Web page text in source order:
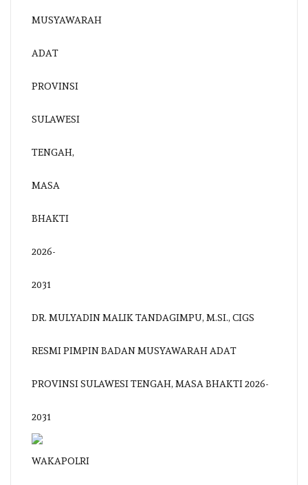
DR. MULYADIN MALIK TANDAGIMPU, M.SI., CIGS
RESMI PIMPIN BADAN MUSYAWARAH ADAT
PROVINSI SULAWESI TENGAH, MASA BHAKTI 2026-
2031